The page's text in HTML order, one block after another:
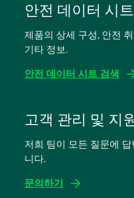
안전 데이터 시트
제품의 상세 구성, 안전
기타 정보.
안전 데이터 시트 검색
고객 관리 및 지
저희 팀이 모든 질문에
니다.
문의하기